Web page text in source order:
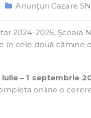
Anunţuri Cazare
2024-2025, Şcoala
în cele două cămine
– 1 septembrie
online o